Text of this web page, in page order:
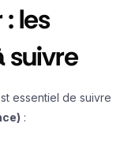
les
suivre
essentiel de suivre
: